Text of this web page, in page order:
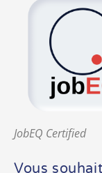
JobEQ Certified
Vous